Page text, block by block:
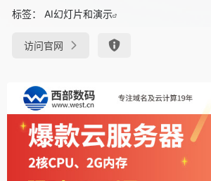
标签： AI幻灯片和演示
访问官网